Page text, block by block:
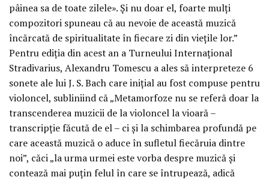
pâinea sa de toate zilele». Și nu doar el, foarte mulți
compozitori spuneau că au nevoie de această muzică
încărcată de spiritualitate în fiecare zi din viețile lor.”
Pentru ediția din acest an a Turneului Internațional
Stradivarius, Alexandru Tomescu a ales să interpreteze 6
sonete ale lui J. S. Bach care inițial au fost compuse pentru
violoncel, subliniind că „Metamorfoze nu se referă doar la
transcenderea muzicii de la violoncel la vioară –
transcripție făcută de el – ci și la schimbarea profundă pe
care această muzică o aduce în sufletul fiecăruia dintre
noi”, căci „la urma urmei este vorba despre muzică și
contează mai puțin felul în care se întrupează, adică